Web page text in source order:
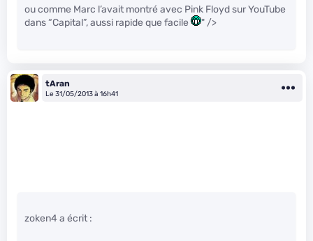
ou comme Marc l’avait montré avec Pink Floyd sur YouTube
dans “Capital”, aussi rapide que facile
" />
tAran
Le 31/05/2013 à 16h41
zoken4 a écrit :